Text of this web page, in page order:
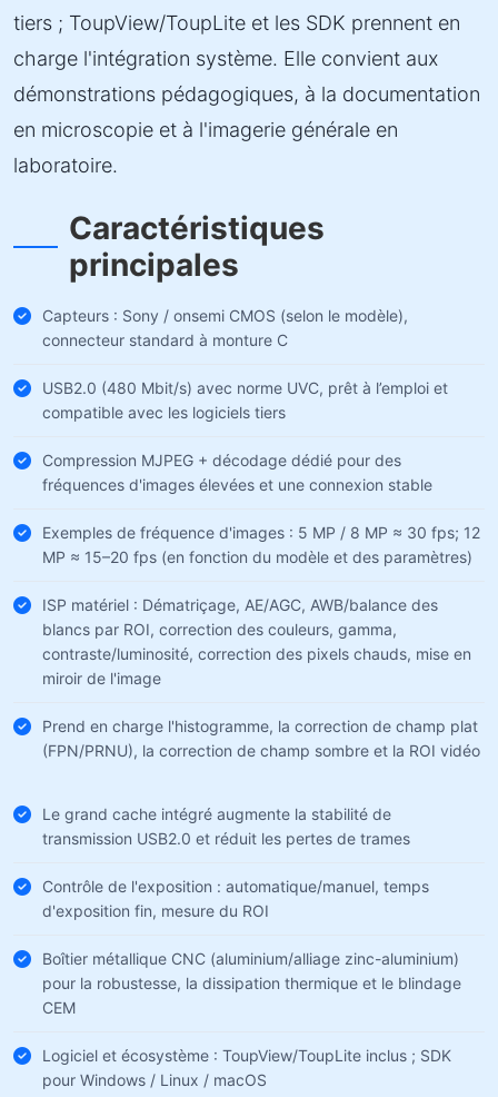
tiers ; ToupView/ToupLite et les SDK prennent en
charge l'intégration système. Elle convient aux
démonstrations pédagogiques, à la documentation
en microscopie et à l'imagerie générale en
laboratoire.
Caractéristiques
principales
Capteurs : Sony / onsemi CMOS (selon le modèle),
connecteur standard à monture C
USB2.0 (480 Mbit/s) avec norme UVC, prêt à l’emploi et
compatible avec les logiciels tiers
Compression MJPEG + décodage dédié pour des
fréquences d'images élevées et une connexion stable
Exemples de fréquence d'images : 5 MP / 8 MP ≈ 30 fps; 12
MP ≈ 15–20 fps (en fonction du modèle et des paramètres)
ISP matériel : Dématriçage, AE/AGC, AWB/balance des
blancs par ROI, correction des couleurs, gamma,
contraste/luminosité, correction des pixels chauds, mise en
miroir de l'image
Prend en charge l'histogramme, la correction de champ plat
(FPN/PRNU), la correction de champ sombre et la ROI vidéo
Le grand cache intégré augmente la stabilité de
transmission USB2.0 et réduit les pertes de trames
Contrôle de l'exposition : automatique/manuel, temps
d'exposition fin, mesure du ROI
Boîtier métallique CNC (aluminium/alliage zinc-aluminium)
pour la robustesse, la dissipation thermique et le blindage
CEM
Logiciel et écosystème : ToupView/ToupLite inclus ; SDK
pour Windows / Linux / macOS